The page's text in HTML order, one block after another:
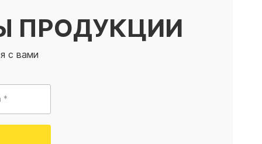
ПРОДУКЦИИ
с вами
*